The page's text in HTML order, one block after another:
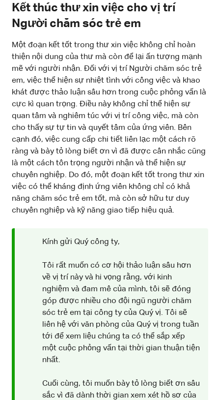
Kết thúc thư xin việc cho vị trí
Người chăm sóc trẻ em
Một đoạn kết tốt trong thư xin việc không chỉ hoàn
thiện nội dung của thư mà còn để lại ấn tượng mạnh
mẽ với người nhận. Đối với vị trí Người chăm sóc trẻ
em, việc thể hiện sự nhiệt tình với công việc và khao
khát được thảo luận sâu hơn trong cuộc phỏng vấn là
cực kì quan trọng. Điều này không chỉ thể hiện sự
quan tâm và nghiêm túc với vị trí công việc, mà còn
cho thấy sự tự tin và quyết tâm của ứng viên. Bên
cạnh đó, việc cung cấp chi tiết liên lạc một cách rõ
ràng và bày tỏ lòng biết ơn vì đã được cân nhắc cũng
là một cách tôn trọng người nhận và thể hiện sự
chuyên nghiệp. Do đó, một đoạn kết tốt trong thư xin
việc có thể kháng định ứng viên không chỉ có khả
năng chăm sóc trẻ em tốt, mà còn sở hữu tư duy
chuyên nghiệp và kỹ năng giao tiếp hiệu quả.
Kính gửi Quý công ty,
Tôi rất muốn có cơ hội thảo luận sâu hơn
về vị trí này và hi vọng rằng, với kinh
nghiệm và đam mê của mình, tôi sẽ đóng
góp được nhiều cho đội ngũ người chăm
sóc trẻ em tại công ty của Quý vị. Tôi sẽ
liên hệ với văn phòng của Quý vị trong tuần
tới để xem liệu chúng ta có thể sắp xếp
một cuộc phỏng vấn tại thời gian thuận tiện
nhất.
Cuối cùng, tôi muốn bày tỏ lòng biết ơn sâu
sắc vì đã dành thời gian xem xét hồ sơ của